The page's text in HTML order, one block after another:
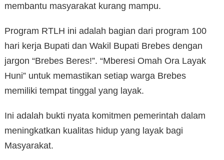
membantu masyarakat kurang mampu.
Program RTLH ini adalah bagian dari program 100
hari kerja Bupati dan Wakil Bupati Brebes dengan
jargon “Brebes Beres!”. “Mberesi Omah Ora Layak
Huni” untuk memastikan setiap warga Brebes
memiliki tempat tinggal yang layak.
Ini adalah bukti nyata komitmen pemerintah dalam
meningkatkan kualitas hidup yang layak bagi
Masyarakat.